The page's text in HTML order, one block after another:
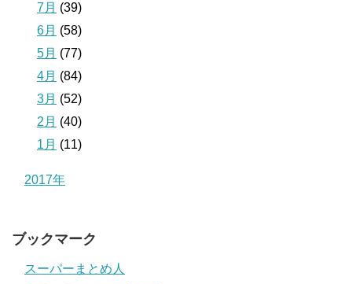
7月 (39)
6月 (58)
5月 (77)
4月 (84)
3月 (52)
2月 (40)
1月 (11)
2017年
ブックマーク
スーパーまとめ人